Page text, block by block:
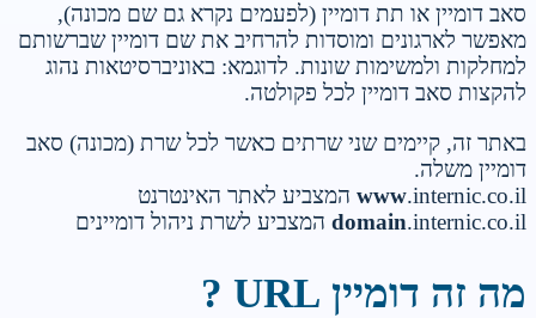
סאב דומיין או תת דומיין (לפעמים נקרא גם שם מכונה),
מאפשר לארגונים ומוסדות להרחיב את שם דומיין שברשותם
למחלקות ולמשימות שונות. לדוגמא: באוניברסיטאות נהוג
להקצות סאב דומיין לכל פקולטה.
באתר זה, קיימים שני שרתים כאשר לכל שרת (מכונה) סאב
דומיין משלה.
www.internic.co.il המצביע לאתר האינטרנט
domain.internic.co.il המצביע לשרת ניהול דומיינים
מה זה דומיין URL ?